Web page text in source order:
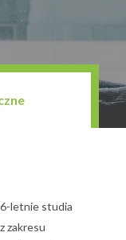
letnie studia
zakresu